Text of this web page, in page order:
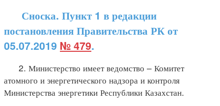
Сноска. Пункт 1 в редакции
постановления Правительства РК от
05.07.2019 № 479.
2. Министерство имеет ведомство – Комитет
атомного и энергетического надзора и контроля
Министерства энергетики Республики Казахстан.